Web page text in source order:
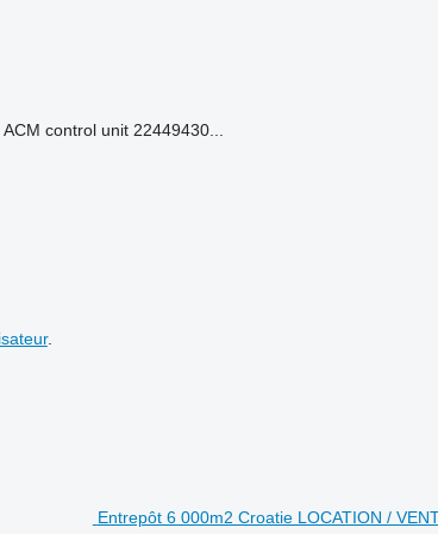
control unit 22449430...
.
Entrepôt 6 000m2 Croatie LOCATION /